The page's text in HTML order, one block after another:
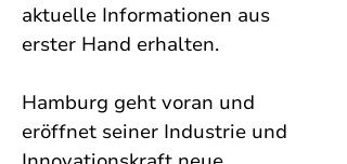
aktuelle Informationen aus
erster Hand erhalten.
Hamburg geht voran und
eröffnet seiner Industrie und